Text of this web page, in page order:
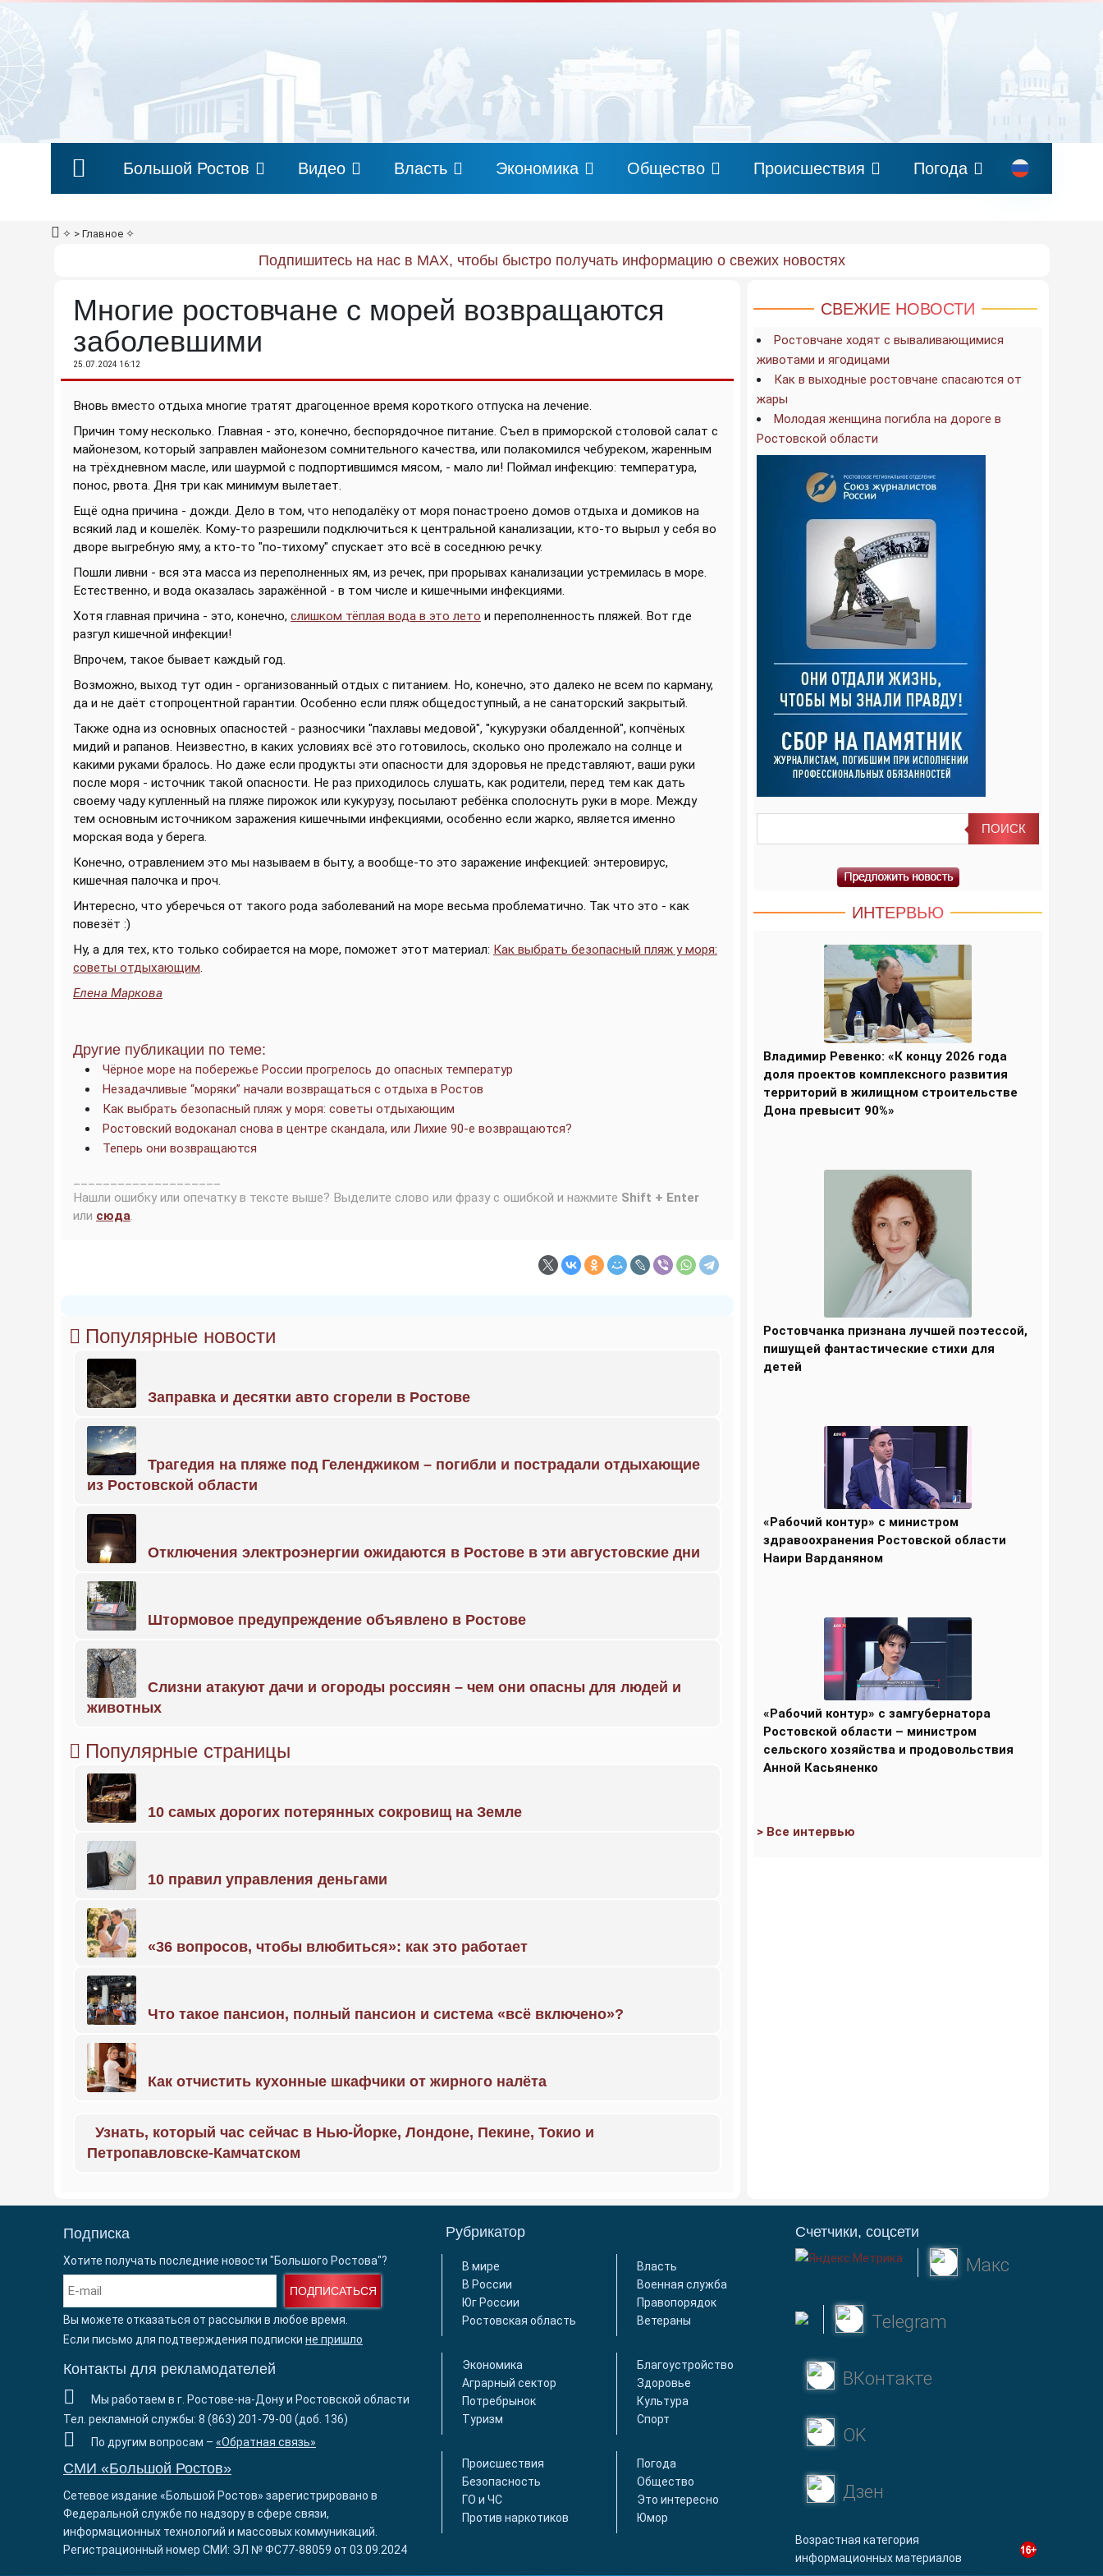
Большой Ростов Видео Власть Экономика Общество Происшествия Погода
✧ > Главное ✧
Подпишитесь на нас в MAX, чтобы быстро получать информацию о свежих новостях
Многие ростовчане с морей возвращаются
заболевшими
25.07.2024 16:12
Вновь вместо отдыха многие тратят драгоценное время короткого отпуска на лечение.
Причин тому несколько. Главная - это, конечно, беспорядочное питание. Съел в приморской столовой салат с
майонезом, который заправлен майонезом сомнительного качества, или полакомился чебуреком, жаренным
на трёхдневном масле, или шаурмой с подпортившимся мясом, - мало ли! Поймал инфекцию: температура,
понос, рвота. Дня три как минимум вылетает.
Ещё одна причина - дожди. Дело в том, что неподалёку от моря понастроено домов отдыха и домиков на
всякий лад и кошелёк. Кому-то разрешили подключиться к центральной канализации, кто-то вырыл у себя во
дворе выгребную яму, а кто-то "по-тихому" спускает это всё в соседнюю речку.
Пошли ливни - вся эта масса из переполненных ям, из речек, при прорывах канализации устремилась в море.
Естественно, и вода оказалась заражённой - в том числе и кишечными инфекциями.
Хотя главная причина - это, конечно, слишком тёплая вода в это лето и переполненность пляжей. Вот где
разгул кишечной инфекции!
Впрочем, такое бывает каждый год.
Возможно, выход тут один - организованный отдых с питанием. Но, конечно, это далеко не всем по карману,
да и не даёт стопроцентной гарантии. Особенно если пляж общедоступный, а не санаторский закрытый.
Также одна из основных опасностей - разносчики "пахлавы медовой", "кукурузки обалденной", копчёных
мидий и рапанов. Неизвестно, в каких условиях всё это готовилось, сколько оно пролежало на солнце и
какими руками бралось. Но даже если продукты эти опасности для здоровья не представляют, ваши руки
после моря - источник такой опасности. Не раз приходилось слушать, как родители, перед тем как дать
своему чаду купленный на пляже пирожок или кукурузу, посылают ребёнка сполоснуть руки в море. Между
тем основным источником заражения кишечными инфекциями, особенно если жарко, является именно
морская вода у берега.
Конечно, отравлением это мы называем в быту, а вообще-то это заражение инфекцией: энтеровирус,
кишечная палочка и проч.
Интересно, что уберечься от такого рода заболеваний на море весьма проблематично. Так что это - как
повезёт :)
Ну, а для тех, кто только собирается на море, поможет этот материал: Как выбрать безопасный пляж у моря:
советы отдыхающим.
Елена Маркова
Другие публикации по теме:
Чёрное море на побережье России прогрелось до опасных температур
Незадачливые “моряки” начали возвращаться с отдыха в Ростов
Как выбрать безопасный пляж у моря: советы отдыхающим
Ростовский водоканал снова в центре скандала, или Лихие 90-е возвращаются?
Теперь они возвращаются
Нашли ошибку или опечатку в тексте выше? Выделите слово или фразу с ошибкой и нажмите Shift + Enter
или сюда.
Популярные новости
Заправка и десятки авто сгорели в Ростове
Трагедия на пляже под Геленджиком – погибли и пострадали отдыхающие
из Ростовской области
Отключения электроэнергии ожидаются в Ростове в эти августовские дни
Штормовое предупреждение объявлено в Ростове
Слизни атакуют дачи и огороды россиян – чем они опасны для людей и
животных
Популярные страницы
10 самых дорогих потерянных сокровищ на Земле
10 правил управления деньгами
«36 вопросов, чтобы влюбиться»: как это работает
Что такое пансион, полный пансион и система «всё включено»?
Как отчистить кухонные шкафчики от жирного налёта
Узнать, который час сейчас в Нью-Йорке, Лондоне, Пекине, Токио и
Петропавловске-Камчатском
СВЕЖИЕ НОВОСТИ
Ростовчане ходят с вываливающимися
животами и ягодицами
Как в выходные ростовчане спасаются от
жары
Молодая женщина погибла на дороге в
Ростовской области
ИНТЕРВЬЮ
Владимир Ревенко: «К концу 2026 года
доля проектов комплексного развития
территорий в жилищном строительстве
Дона превысит 90%»
Ростовчанка признана лучшей поэтессой,
пишущей фантастические стихи для
детей
«Рабочий контур» с министром
здравоохранения Ростовской области
Наири Варданяном
«Рабочий контур» с замгубернатора
Ростовской области – министром
сельского хозяйства и продовольствия
Анной Касьяненко
> Все интервью
Подписка
Хотите получать последние новости "Большого Ростова"?
ПОДПИСАТЬСЯ
Вы можете отказаться от рассылки в любое время.
Если письмо для подтверждения подписки не пришло
Контакты для рекламодателей
Мы работаем в г. Ростове-на-Дону и Ростовской области
Тел. рекламной службы: 8 (863) 201-79-00 (доб. 136)
По другим вопросам – «Обратная связь»
СМИ «Большой Ростов»
Сетевое издание «Большой Ростов» зарегистрировано в
Федеральной службе по надзору в сфере связи,
информационных технологий и массовых коммуникаций.
Регистрационный номер СМИ: ЭЛ № ФС77-88059 от 03.09.2024
Рубрикатор
В мире
В России
Юг России
Ростовская область
Власть
Военная служба
Правопорядок
Ветераны
Экономика
Аграрный сектор
Потребрынок
Туризм
Благоустройство
Здоровье
Культура
Спорт
Происшествия
Безопасность
ГО и ЧС
Против наркотиков
Погода
Общество
Это интересно
Юмор
Счетчики, соцсети
Макс
Telegram
ВКонтакте
OK
Дзен
Возрастная категория
информационных материалов